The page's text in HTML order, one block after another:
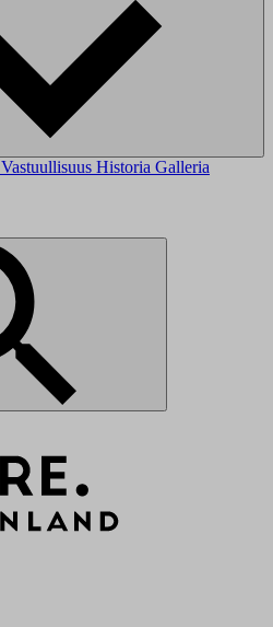
Vastuullisuus Historia Galleria